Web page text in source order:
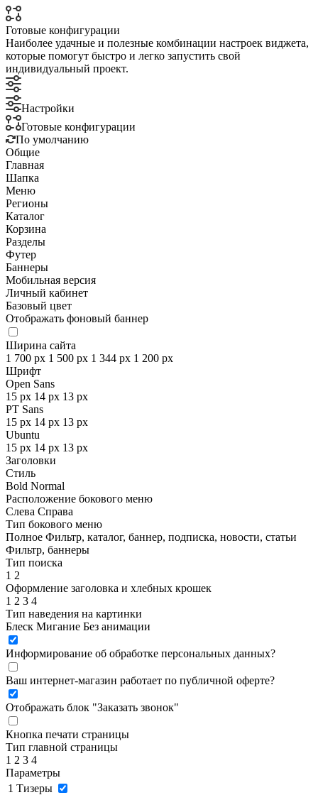
Готовые конфигурации
Наиболее удачные и полезные комбинации настроек виджета,
которые помогут быстро и легко запустить свой
индивидуальный проект.
Настройки
Готовые конфигурации
По умолчанию
Общие
Главная
Шапка
Меню
Регионы
Каталог
Корзина
Разделы
Футер
Баннеры
Мобильная версия
Личный кабинет
Базовый цвет
Отображать фоновый баннер
Ширина сайта
1 700 px 1 500 px 1 344 px 1 200 px
Шрифт
Open Sans
15 px 14 px 13 px
PT Sans
15 px 14 px 13 px
Ubuntu
15 px 14 px 13 px
Заголовки
Стиль
Bold Normal
Расположение бокового меню
Слева Справа
Тип бокового меню
Полное Фильтр, каталог, баннер, подписка, новости, статьи
Фильтр, баннеры
Тип поиска
1 2
Оформление заголовка и хлебных крошек
1 2 3 4
Тип наведения на картинки
Блеск Мигание Без анимации
Информирование об обработке персональных данных?
Ваш интернет-магазин работает по публичной оферте?
Отображать блок "Заказать звонок"
Кнопка печати страницы
Тип главной страницы
1 2 3 4
Параметры
1 Тизеры